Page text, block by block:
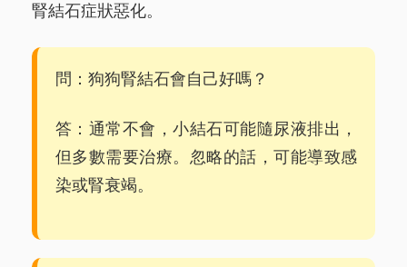
腎結石症狀惡化。
問：狗狗腎結石會自己好嗎？
答：通常不會，小結石可能隨尿液排出，
但多數需要治療。忽略的話，可能導致感
染或腎衰竭。